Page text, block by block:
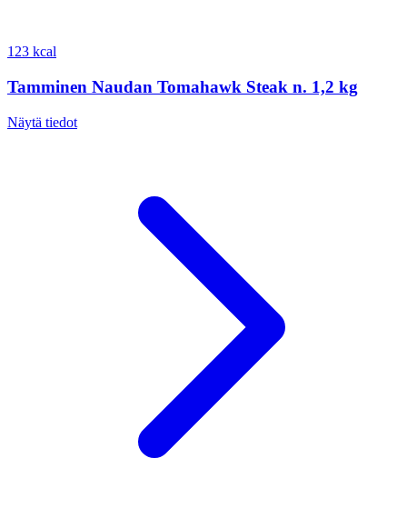
123 kcal
Tamminen Naudan Tomahawk Steak n. 1,2 kg
Näytä tiedot